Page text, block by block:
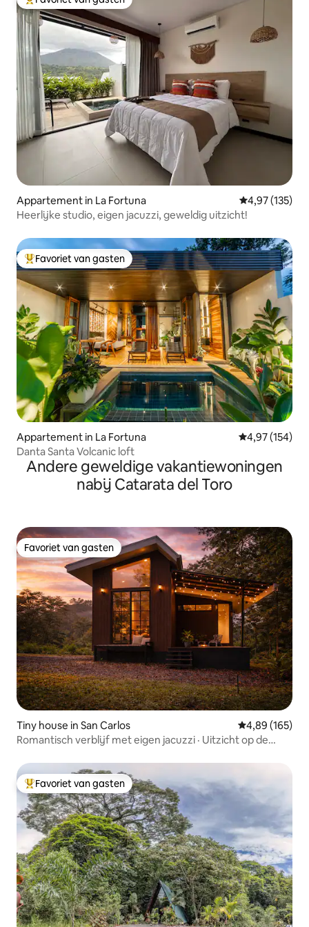
Topfavoriet van gasten
Appartement in La Fortuna Gemiddelde
4,97 (135)
Heerlijke studio, eigen jacuzzi, geweldig uitzicht!
Topfavoriet van gasten
Favoriet van gasten
Appartement in La Fortuna Gemiddelde
4,97 (154)
Danta Santa Volcanic loft
Andere geweldige vakantiewoningen
nabij Catarata del Toro
Favoriet van gasten
Favoriet van gasten
Tiny house in San Carlos Gemiddelde
4,89 (165)
Romantisch verblijf met eigen jacuzzi · Uitzicht op de
Topfavoriet van gasten
Favoriet van gasten